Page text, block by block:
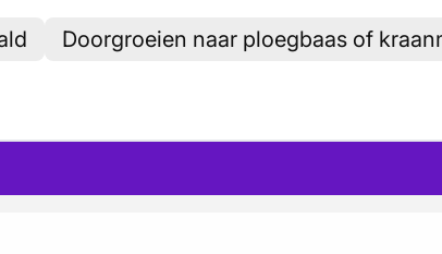
Doorgroeien naar ploegbaas of